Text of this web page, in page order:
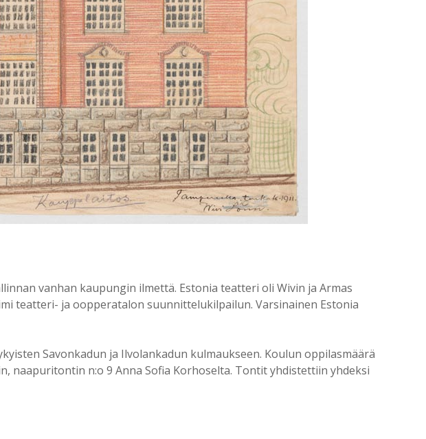
vanhan kaupungin ilmettä. Estonia teatteri oli Wivin ja Armas
teatteri- ja oopperatalon suunnittelukilpailun. Varsinainen Estonia
Savonkadun ja Ilvolankadun kulmaukseen. Koulun oppilasmäärä
naapuritontin n:o 9 Anna Sofia Korhoselta. Tontit yhdistettiin yhdeksi